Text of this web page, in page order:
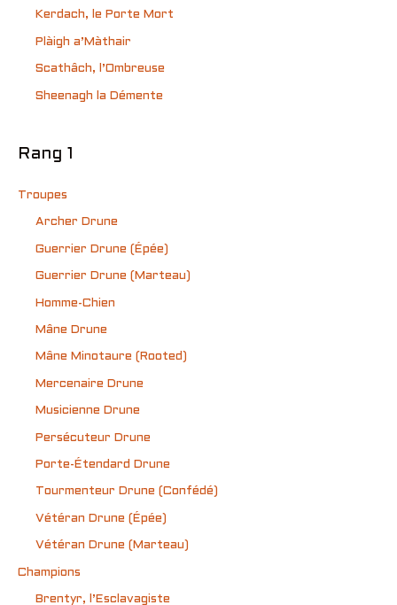
Kerdach, le Porte Mort
Plàigh a’Màthair
Scathâch, l’Ombreuse
Sheenagh la Démente
Rang 1
Troupes
Archer Drune
Guerrier Drune (Épée)
Guerrier Drune (Marteau)
Homme-Chien
Mâne Drune
Mâne Minotaure (Rooted)
Mercenaire Drune
Musicienne Drune
Persécuteur Drune
Porte-Étendard Drune
Tourmenteur Drune (Confédé)
Vétéran Drune (Épée)
Vétéran Drune (Marteau)
Champions
Brentyr, l’Esclavagiste